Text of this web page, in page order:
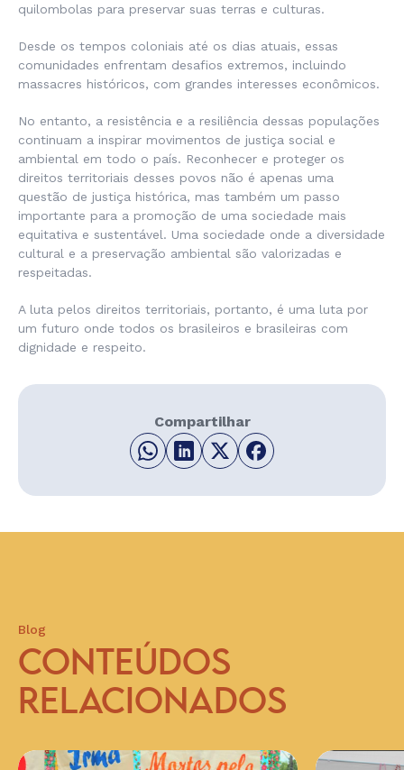
quilombolas para preservar suas terras e culturas.
Desde os tempos coloniais até os dias atuais, essas
comunidades enfrentam desafios extremos, incluindo
massacres históricos, com grandes interesses econômicos.
No entanto, a resistência e a resiliência dessas populações
continuam a inspirar movimentos de justiça social e
ambiental em todo o país. Reconhecer e proteger os
direitos territoriais desses povos não é apenas uma
questão de justiça histórica, mas também um passo
importante para a promoção de uma sociedade mais
equitativa e sustentável. Uma sociedade onde a diversidade
cultural e a preservação ambiental são valorizadas e
respeitadas.
A luta pelos direitos territoriais, portanto, é uma luta por
um futuro onde todos os brasileiros e brasileiras com
dignidade e respeito.
Compartilhar
Blog
CONTEÚDOS
RELACIONADOS